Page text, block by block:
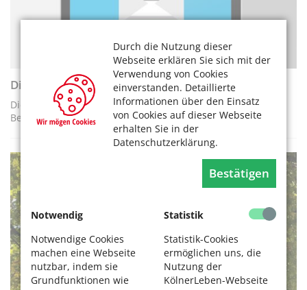
Durch die Nutzung dieser
Webseite erklären Sie sich mit der
Verwendung von Cookies
einverstanden. Detaillierte
Informationen über den Einsatz
von Cookies auf dieser Webseite
erhalten Sie in der
Datenschutzerklärung.
Bestätigen
Notwendig
Notwendige Cookies
machen eine Webseite
nutzbar, indem sie
Grundfunktionen wie
Statistik
Statistik-Cookies
ermöglichen uns, die
Nutzung der
KölnerLeben-Webseite
Digital Glossar
Die Plattform „Digital mobil im Alter” erklärt die wichtigsten
Begriffe der Digitalisierung